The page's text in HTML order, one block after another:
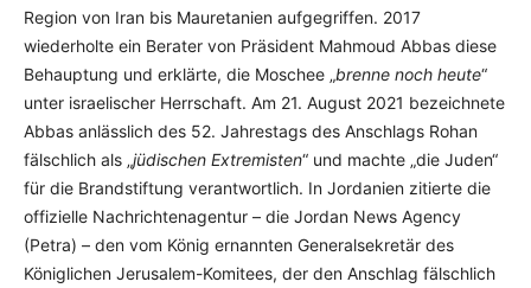
Region von Iran bis Mauretanien aufgegriffen. 2017
wiederholte ein Berater von Präsident Mahmoud Abbas diese
Behauptung und erklärte, die Moschee „brenne noch heute“
unter israelischer Herrschaft. Am 21. August 2021 bezeichnete
Abbas anlässlich des 52. Jahrestags des Anschlags Rohan
fälschlich als „jüdischen Extremisten“ und machte „die Juden“
für die Brandstiftung verantwortlich. In Jordanien zitierte die
offizielle Nachrichtenagentur – die Jordan News Agency
(Petra) – den vom König ernannten Generalsekretär des
Königlichen Jerusalem-Komitees, der den Anschlag fälschlich